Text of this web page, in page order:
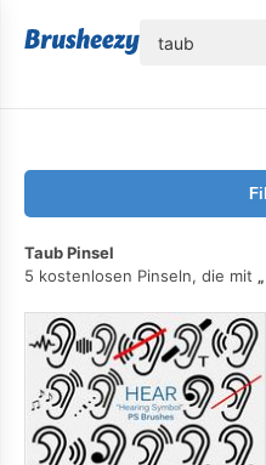
Taub Pinsel
5 kostenlosen Pinseln, die mit